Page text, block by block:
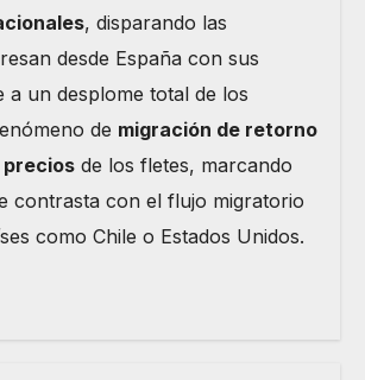
, disparando las
desde España con sus
un desplome total de los
de migración de retorno
de los fletes, marcando
contrasta con el flujo migratorio
como Chile o Estados Unidos.